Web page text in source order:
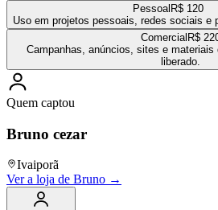
Pessoal R$ 120
Uso em projetos pessoais, redes sociais e
Comercial R$
Campanhas, anúncios, sites e materiais
liberado.
Quem captou
Bruno cezar
Ivaiporã
Ver a loja de Bruno →